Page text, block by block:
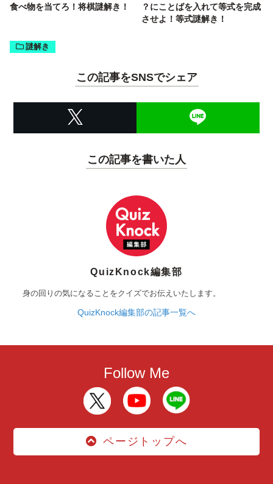
食べ物を当てろ！将棋謎解き！
？にことばを入れて等式を完成
させよ！等式謎解き！
謎解き
この記事をSNSでシェア
この記事を書いた人
QuizKnock編集部
身の回りの気になることをクイズでお伝えいたします。
QuizKnock編集部の記事一覧へ
Follow Me
ページトップへ